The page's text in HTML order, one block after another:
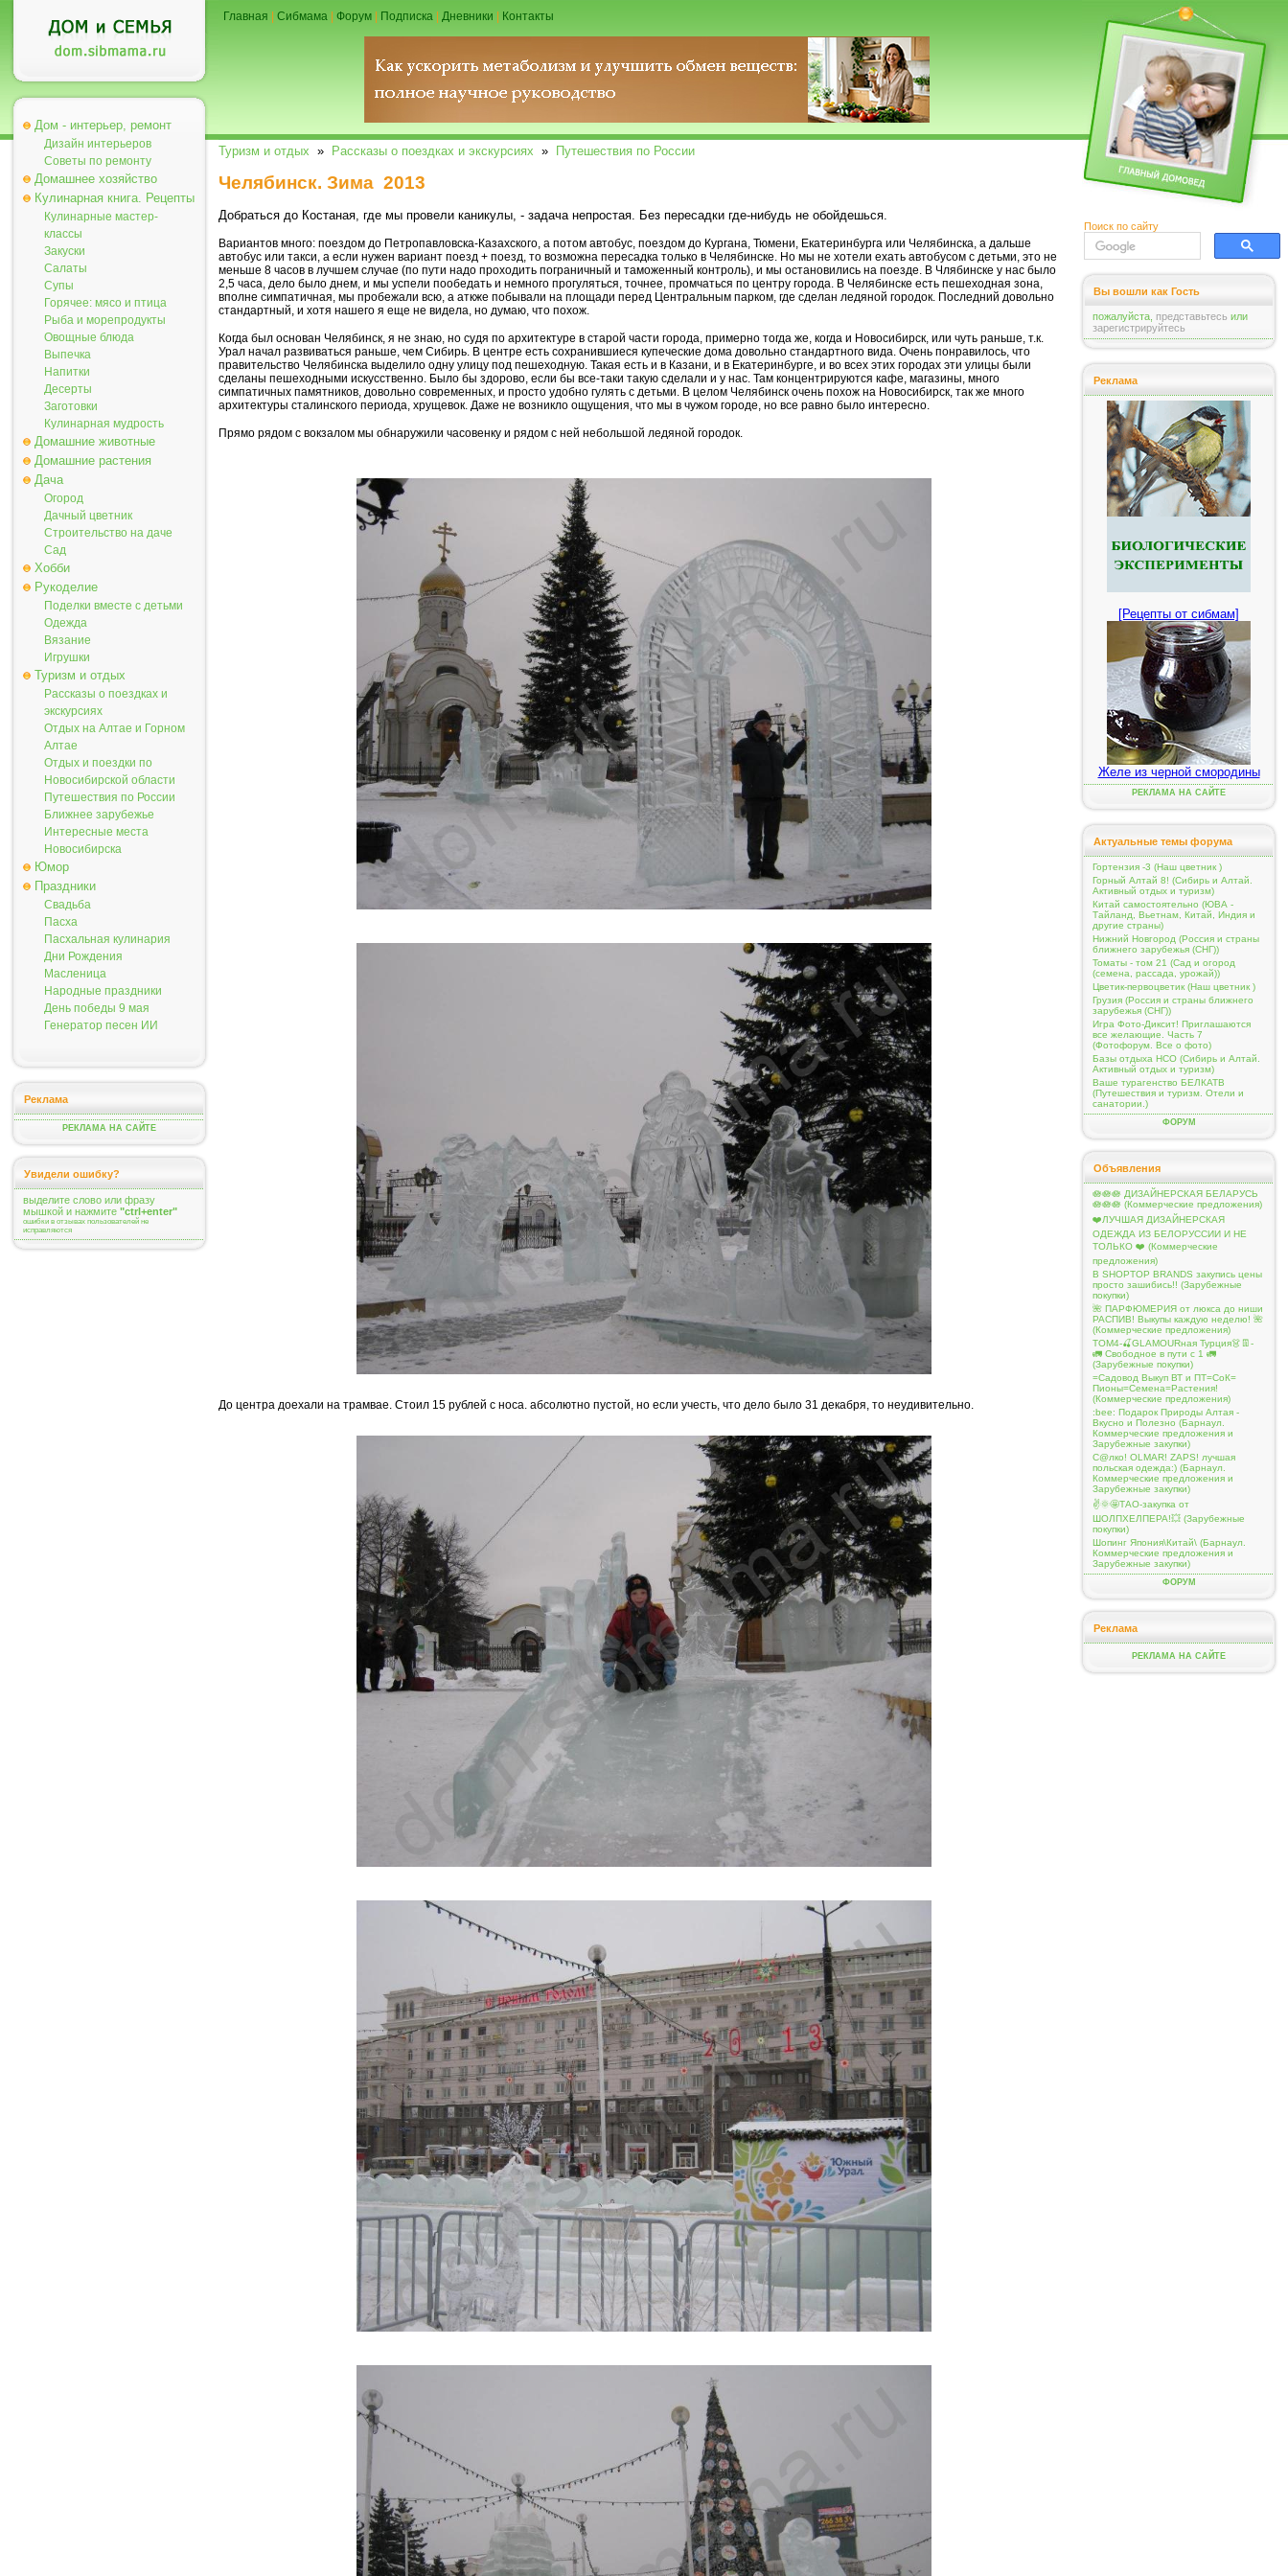
Дом - интерьер, ремонт
Дизайн интерьеров
Советы по ремонту
Домашнее хозяйство
Кулинарная книга. Рецепты
Кулинарные мастер-
классы
Закуски
Салаты
Супы
Горячее: мясо и птица
Рыба и морепродукты
Овощные блюда
Выпечка
Напитки
Десерты
Заготовки
Кулинарная мудрость
Домашние животные
Домашние растения
Дача
Огород
Дачный цветник
Строительство на даче
Сад
Хобби
Рукоделие
Поделки вместе с детьми
Одежда
Вязание
Игрушки
Туризм и отдых
Рассказы о поездках и
экскурсиях
Отдых на Алтае и Горном
Алтае
Отдых и поездки по
Новосибирской области
Путешествия по России
Ближнее зарубежье
Интересные места
Новосибирска
Юмор
Праздники
Свадьба
Пасха
Пасхальная кулинария
Дни Рождения
Масленица
Народные праздники
День победы 9 мая
Генератор песен ИИ
Реклама
РЕКЛАМА НА САЙТЕ
Увидели ошибку?
выделите слово или фразу
мышкой и нажмите "ctrl+enter"
ошибки в отзывах пользователей не
исправляются
Главная Сибмама Форум Подписка Дневники Контакты
Туризм и отдых » Рассказы о поездках и экскурсиях » Путешествия по России
Челябинск. Зима 2013
Добраться до Костаная, где мы провели каникулы, - задача непростая. Без пересадки где-нибудь не обойдешься.
Вариантов много: поездом до Петропавловска-Казахского, а потом автобус, поездом до Кургана, Тюмени, Екатеринбурга или Челябинска, а дальше
автобус или такси, а если нужен вариант поезд + поезд, то возможна пересадка только в Челябинске. Но мы не хотели ехать автобусом с детьми, это не
меньше 8 часов в лучшем случае (по пути надо проходить пограничный и таможенный контроль), и мы остановились на поезде. В Члябинске у нас было
2,5 часа, дело было днем, и мы успели пообедать и немного прогуляться, точнее, промчаться по центру города. В Челябинске есть пешеходная зона,
вполне симпатичная, мы пробежали всю, а аткже побывали на площади перед Центральным парком, где сделан ледяной городок. Последний довольно
стандартный, и хотя нашего я еще не видела, но думаю, что похож.
Когда был основан Челябинск, я не знаю, но судя по архитектуре в старой части города, примерно тогда же, когда и Новосибирск, или чуть раньше, т.к.
Урал начал развиваться раньше, чем Сибирь. В центре есть сохранившиеся купеческие дома довольно стандартного вида. Очень понравилось, что
правительство Челябинска выделило одну улицу под пешеходную. Такая есть и в Казани, и в Екатеринбурге, и во всех этих городах эти улицы были
сделаны пешеходными искусственно. Было бы здорово, если бы все-таки такую сделали и у нас. Там концентрируются кафе, магазины, много
симпатичных памятников, довольно современных, и просто удобно гулять с детьми. В целом Челябинск очень похож на Новосибирск, так же много
архитектуры сталинского периода, хрущевок. Даже не возникло ощущения, что мы в чужом городе, но все равно было интересно.
Прямо рядом с вокзалом мы обнаружили часовенку и рядом с ней небольшой ледяной городок.
До центра доехали на трамвае. Стоил 15 рублей с носа. абсолютно пустой, но если учесть, что дело было 31 декабря, то неудивительно.
Поиск по сайту
Вы вошли как Гость
пожалуйста, представьтесь или
зарегистрируйтесь
Реклама
[Рецепты от сибмам]
Желе из черной смородины
РЕКЛАМА НА САЙТЕ
Актуальные темы форума
Гортензия -3 (Наш цветник )
Горный Алтай 8! (Сибирь и Алтай.
Активный отдых и туризм)
Китай самостоятельно (ЮВА -
Тайланд, Вьетнам, Китай, Индия и
другие страны)
Нижний Новгород (Россия и страны
ближнего зарубежья (СНГ))
Томаты - том 21 (Сад и огород
(семена, рассада, урожай))
Цветик-первоцветик (Наш цветник )
Грузия (Россия и страны ближнего
зарубежья (СНГ))
Игра Фото-Диксит! Приглашаются
все желающие. Часть 7
(Фотофорум. Все о фото)
Базы отдыха НСО (Сибирь и Алтай.
Активный отдых и туризм)
Ваше турагенство БЕЛКАТВ
(Путешествия и туризм. Отели и
санатории.)
ФОРУМ
Объявления
🪷🪷🪷 ДИЗАЙНЕРСКАЯ БЕЛАРУСЬ
🪷🪷🪷 (Коммерческие предложения)
❤️ЛУЧШАЯ ДИЗАЙНЕРСКАЯ
ОДЕЖДА ИЗ БЕЛОРУССИИ И НЕ
ТОЛЬКО ❤️ (Коммерческие
предложения)
В SHOPTOP BRANDS закупись цены
просто зашибись!! (Зарубежные
покупки)
🌺 ПАРФЮМЕРИЯ от люкса до ниши
РАСПИВ! Выкупы каждую неделю! 🌺
(Коммерческие предложения)
ТОМ4-🍒GLAMOURная Турция👗👖-
🚛 Свободное в пути с 1 🚛
(Зарубежные покупки)
=Садовод Выкуп ВТ и ПТ=СоК=
Пионы=Семена=Растения!
(Коммерческие предложения)
:bee: Подарок Природы Алтая -
Вкусно и Полезно (Барнаул.
Коммерческие предложения и
Зарубежные закупки)
С@лко! OLMAR! ZAPS! лучшая
польская одежда:) (Барнаул.
Коммерческие предложения и
Зарубежные закупки)
✌️🌞🤩ТАО-закупка от
ШОЛПХЕЛПЕРА!💥 (Зарубежные
покупки)
Шопинг Япония\Китай\ (Барнаул.
Коммерческие предложения и
Зарубежные закупки)
ФОРУМ
Реклама
РЕКЛАМА НА САЙТЕ